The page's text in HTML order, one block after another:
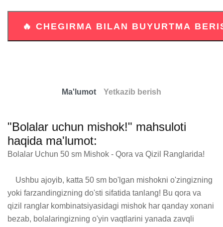
Ma'lumot Yetkazib berish
"Bolalar uchun mishok!" mahsuloti
haqida ma'lumot:
Bolalar Uchun 50 sm Mishok - Qora va Qizil Ranglarida!
yoki farzandingizning do'sti sifatida tanlang! Bu qora va
qizil ranglar kombinatsiyasidagi mishok har qanday xonani
bezab, bolalaringizning o'yin vaqtlarini yanada zavqli